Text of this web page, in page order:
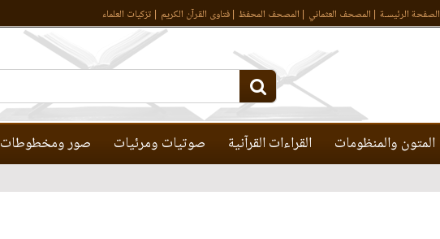
الصفحة الرئيسـة المصحف العثماني المصحف المحفظ فتاوى القرآن الكريم تزكيات العلماء
المتون والمنظومات القراءات القرآنية صوتيات ومرئيات صور ومخطوطات